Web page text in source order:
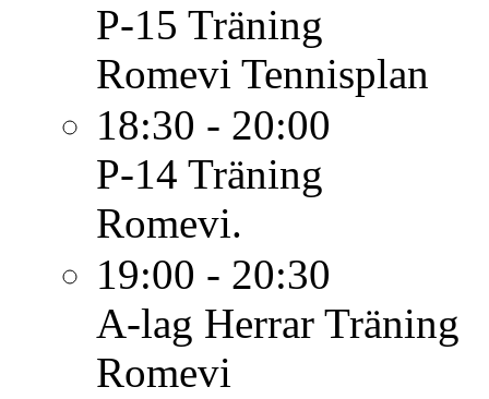
P-15 Träning
Romevi Tennisplan
18:30 - 20:00
P-14 Träning
Romevi.
19:00 - 20:30
A-lag Herrar Träning
Romevi